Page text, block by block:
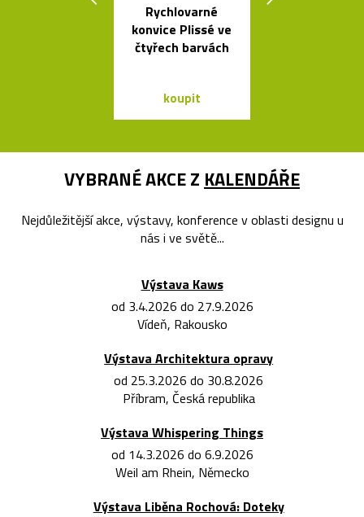
Rychlovarné
konvice Plissé ve
čtyřech barvách
koupit
VYBRANÉ AKCE Z KALENDÁŘE
Nejdůležitější akce, výstavy, konference v oblasti designu u
nás i ve světě...
Výstava Kaws
od 3.4.2026 do 27.9.2026
Vídeň, Rakousko
Výstava Architektura opravy
od 25.3.2026 do 30.8.2026
Příbram, Česká republika
Výstava Whispering Things
od 14.3.2026 do 6.9.2026
Weil am Rhein, Německo
Výstava Liběna Rochová: Doteky